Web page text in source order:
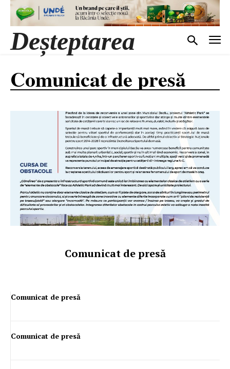
Deșteptarea
Comunicat de presă
Comunicat de presă
Comunicat de presă
Comunicat de presă